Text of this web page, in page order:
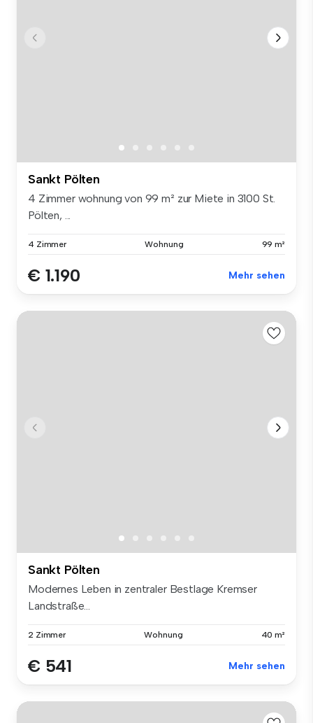
Sankt Pölten
4 Zimmer wohnung von 99 m² zur Miete in 3100 St.
Pölten, ...
4 Zimmer Wohnung 99 m²
€ 1.190 Mehr sehen
Sankt Pölten
Modernes Leben in zentraler Bestlage Kremser
Landstraße...
2 Zimmer Wohnung 40 m²
€ 541 Mehr sehen